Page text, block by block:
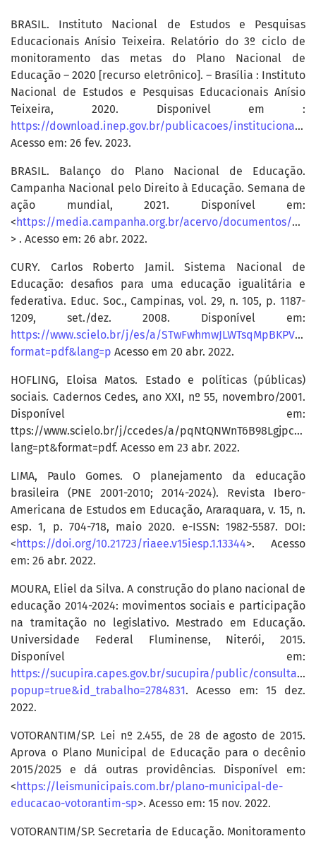
BRASIL. Instituto Nacional de Estudos e Pesquisas
Educacionais Anísio Teixeira. Relatório do 3º ciclo de
monitoramento das metas do Plano Nacional de
Educação – 2020 [recurso eletrônico]. – Brasília : Instituto
Nacional de Estudos e Pesquisas Educacionais Anísio
Teixeira, 2020. Disponivel em :
https://download.inep.gov.br/publicacoes/institucionais/plano_nacional_de_educacao/relatorio_do_terceiro_ciclo_de_monitoramento_das_metas_do_plano_nacional_de_educacao.pdf
Acesso em: 26 fev. 2023.
BRASIL. Balanço do Plano Nacional de Educação.
Campanha Nacional pelo Direito à Educação. Semana de
ação mundial, 2021. Disponível em:
< https://media.campanha.org.br/acervo/documentos/BALANCO_PNE_2021.pdf
> . Acesso em: 26 abr. 2022.
CURY. Carlos Roberto Jamil. Sistema Nacional de
Educação: desafios para uma educação igualitária e
federativa. Educ. Soc., Campinas, vol. 29, n. 105, p. 1187-
1209, set./dez. 2008. Disponível em:
https://www.scielo.br/j/es/a/
format=pdf&lang=p Acesso em 20 abr. 2022.
HOFLING, Eloisa Matos. Estado e políticas (públicas)
sociais. Cadernos Cedes, ano XXI, nº 55, novembro/2001.
Disponível em:
ttps://www.scielo.br/j/ccedes/a/
lang=pt&format=pdf. Acesso em 23 abr. 2022.
LIMA, Paulo Gomes. O planejamento da educação
brasileira (PNE 2001-2010; 2014-2024). Revista Ibero-
Americana de Estudos em Educação, Araraquara, v. 15, n.
esp. 1, p. 704-718, maio 2020. e-ISSN: 1982-5587. DOI:
< https://doi.org/10.21723/riaee.v15iesp.1.13344>. Acesso
em: 26 abr. 2022.
MOURA, Eliel da Silva. A construção do plano nacional de
educação 2014-2024: movimentos sociais e participação
na tramitação no legislativo. Mestrado em Educação.
Universidade Federal Fluminense, Niterói, 2015.
Disponível em:
https://sucupira.capes.gov.br/sucupira/public/consultas/
popup=true&id_trabalho=2784831. Acesso em: 15 dez.
2022.
VOTORANTIM/SP. Lei nº 2.455, de 28 de agosto de 2015.
Aprova o Plano Municipal de Educação para o decênio
2015/2025 e dá outras providências. Disponível em:
< https://leismunicipais.com.br/plano-municipal-de-
educacao-votorantim-sp>. Acesso em: 15 nov. 2022.
VOTORANTIM/SP. Secretaria de Educação. Monitoramento